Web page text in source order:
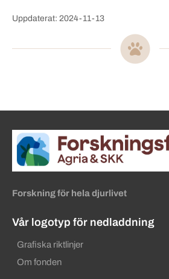
Uppdaterat: 2024-11-13
Sidinformation
Köpa hund startsida
Forskning för hela djurlivet
Vår logotyp för nedladdning
Grafiska riktlinjer
Om fonden